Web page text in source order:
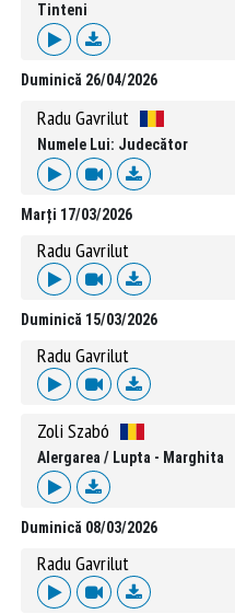
Tinteni
Duminică 26/04/2026
Radu Gavrilut
Numele Lui: Judecător
Marți 17/03/2026
Radu Gavrilut
Duminică 15/03/2026
Radu Gavrilut
Zoli Szabó
Alergarea / Lupta - Marghita
Duminică 08/03/2026
Radu Gavrilut